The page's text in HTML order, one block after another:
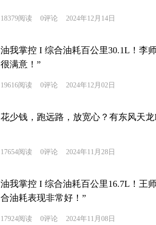
18379阅读 0评论 2024年12月14日
油我掌控 I 综合油耗百公里30.1L！李
很满意！”
19616阅读 0评论 2024年12月02日
花少钱，跑远路，放宽心？有东风天
17654阅读 0评论 2024年11月28日
油我掌控 I 综合油耗百公里16.7L！王
合油耗表现非常好！”
17924阅读 0评论 2024年11月08日